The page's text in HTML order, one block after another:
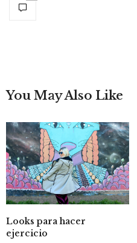
You May Also Like
Looks para hacer
ejercicio